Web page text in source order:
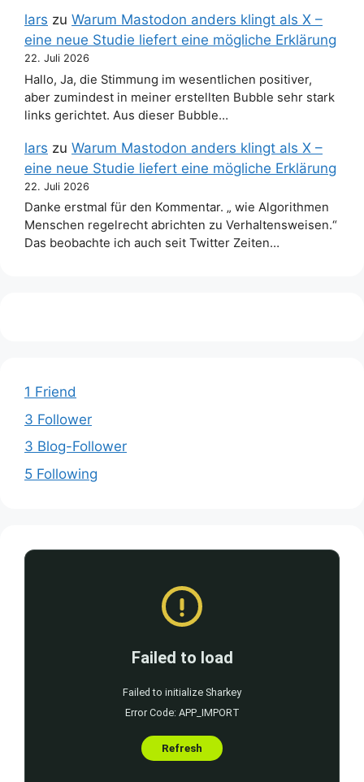
lars zu Warum Mastodon anders klingt als X –
eine neue Studie liefert eine mögliche Erklärung
22. Juli 2026
Hallo, Ja, die Stimmung im wesentlichen positiver,
aber zumindest in meiner erstellten Bubble sehr stark
links gerichtet. Aus dieser Bubble…
lars zu Warum Mastodon anders klingt als X –
eine neue Studie liefert eine mögliche Erklärung
22. Juli 2026
Danke erstmal für den Kommentar. „ wie Algorithmen
Menschen regelrecht abrichten zu Verhaltensweisen.“
Das beobachte ich auch seit Twitter Zeiten…
1 Friend
3 Follower
3 Blog-Follower
5 Following